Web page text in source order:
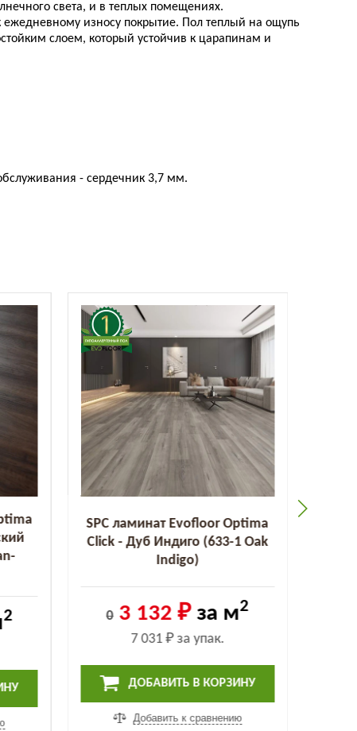
света, и в теплых помещениях.
ежедневному износу покрытие. Пол теплый на ощупь
слоем, который устойчив к царапинам и
- сердечник 3,7 мм.
2
SPC ламинат Evofloor Optima
Click - Дуб Индиго (633-1 Оak
Indigo)
0 3 132 ₽за м2
7 031 ₽за упак.
ДОБАВИТЬ В КОРЗИНУ
Добавить к сравнению